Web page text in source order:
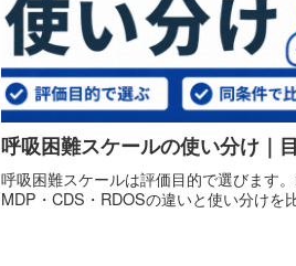
呼吸困難スケールの使い分け｜
呼吸困難スケールは評価目的で選びます
MDP・CDS・RDOSの違いと使い分けを